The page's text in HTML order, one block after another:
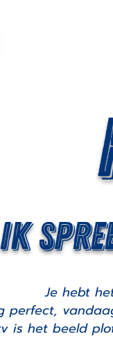
Ik
Je hebt
perfect,
is het beeld